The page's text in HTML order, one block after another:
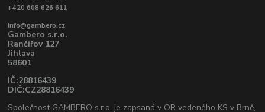
+420 608 626 611
info@gambero.cz
Gambero s.r.o.
Rančířov 127
Jihlava
58601
IČ:28816439
DIČ:CZ28816439
Společnost GAMBERO s.r.o. je zapsaná v OR vedeného KS v Brně,